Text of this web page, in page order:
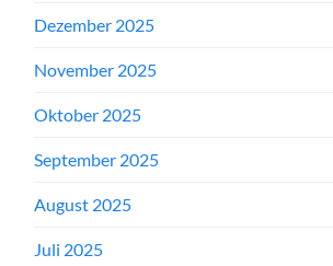
Dezember 2025
November 2025
Oktober 2025
September 2025
August 2025
Juli 2025